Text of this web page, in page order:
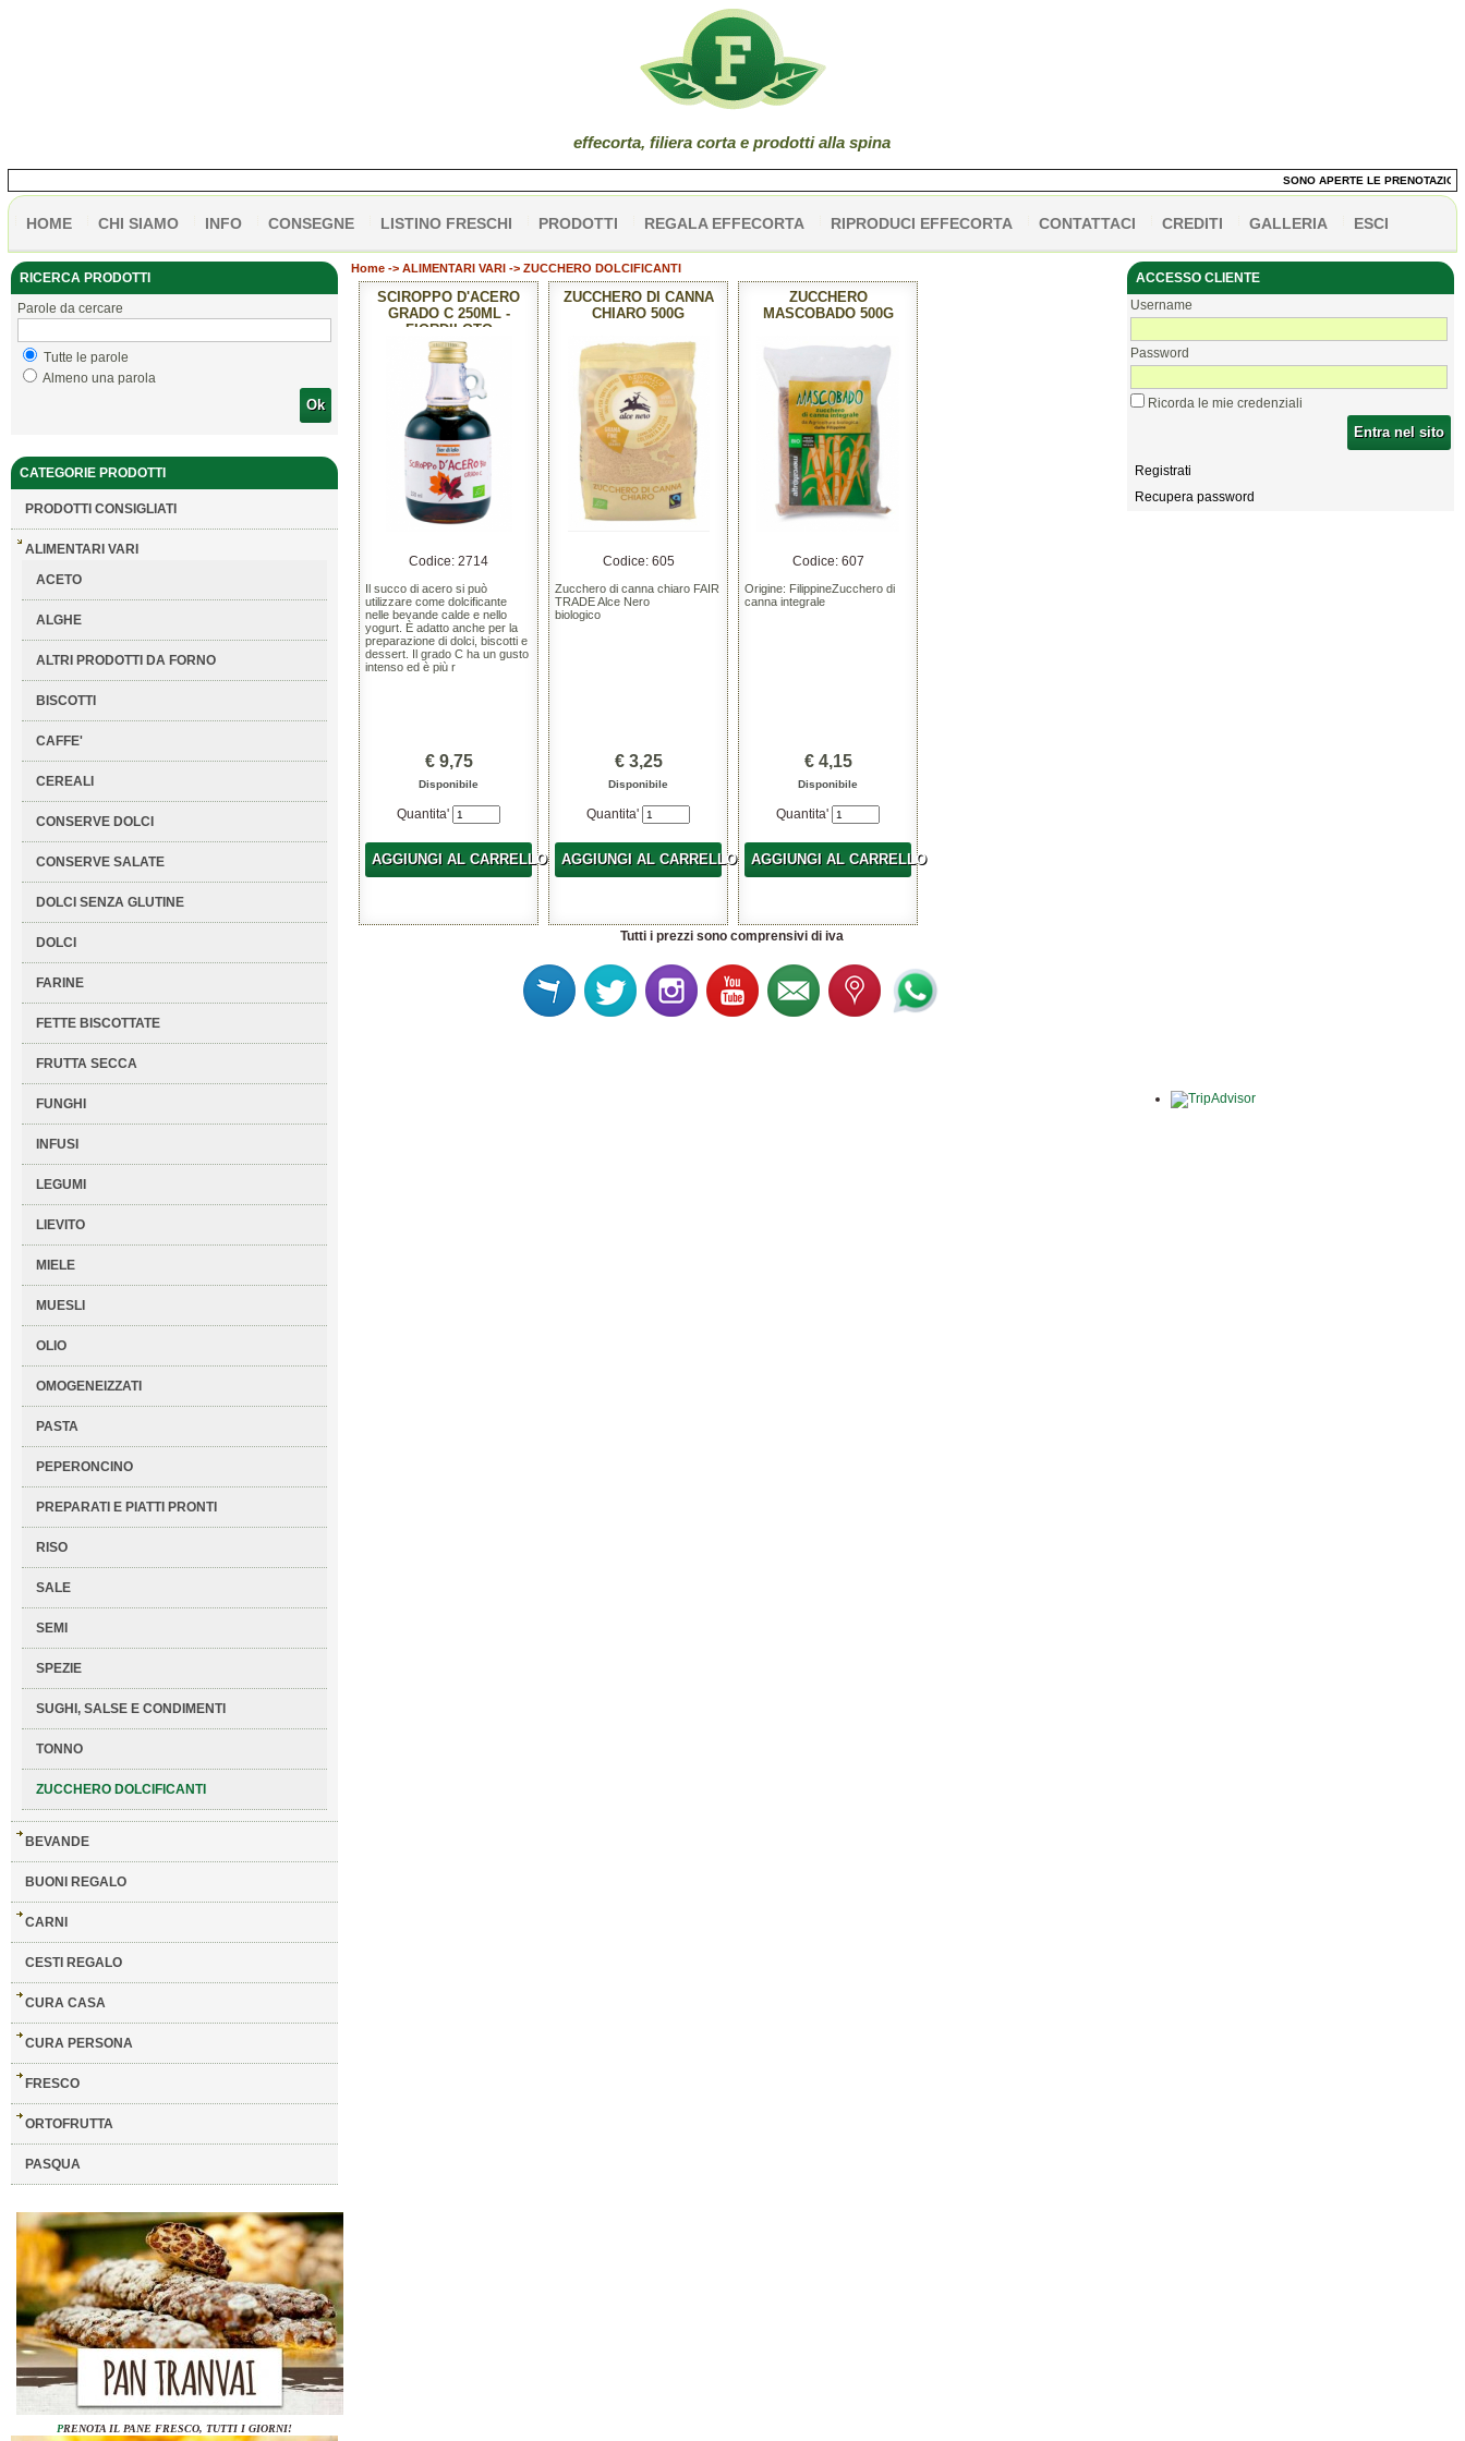
effecorta, filiera corta e prodotti alla spina
SONO APERTE LE PRENOTAZIONI
HOME CHI SIAMO INFO CONSEGNE LISTINO FRESCHI PRODOTTI REGALA EFFECORTA RIPRODUCI EFFECORTA CONTATTACI CREDITI GALLERIA ESCI
RICERCA PRODOTTI
Parole da cercare
Tutte le parole
Almeno una parola
Ok
CATEGORIE PRODOTTI
PRODOTTI CONSIGLIATI
ALIMENTARI VARI
ACETO
ALGHE
ALTRI PRODOTTI DA FORNO
BISCOTTI
CAFFE'
CEREALI
CONSERVE DOLCI
CONSERVE SALATE
DOLCI SENZA GLUTINE
DOLCI
FARINE
FETTE BISCOTTATE
FRUTTA SECCA
FUNGHI
INFUSI
LEGUMI
LIEVITO
MIELE
MUESLI
OLIO
OMOGENEIZZATI
PASTA
PEPERONCINO
PREPARATI E PIATTI PRONTI
RISO
SALE
SEMI
SPEZIE
SUGHI, SALSE E CONDIMENTI
TONNO
ZUCCHERO DOLCIFICANTI
BEVANDE
BUONI REGALO
CARNI
CESTI REGALO
CURA CASA
CURA PERSONA
FRESCO
ORTOFRUTTA
PASQUA
PRENOTA IL PANE FRESCO, TUTTI I GIORNI!
Home-> ALIMENTARI VARI -> ZUCCHERO DOLCIFICANTI
SCIROPPO D'ACERO
GRADO C 250ML -
FIORDILOTO
Codice: 2714
Il succo di acero si può
utilizzare come dolcificante
nelle bevande calde e nello
yogurt. È adatto anche per la
preparazione di dolci, biscotti e
dessert. Il grado C ha un gusto
intenso ed è più r
€ 9,75
Disponibile
Quantita'
AGGIUNGI AL CARRELLO
ZUCCHERO DI CANNA
CHIARO 500G
Codice: 605
Zucchero di canna chiaro FAIR
TRADE Alce Nero
biologico
€ 3,25
Disponibile
Quantita'
AGGIUNGI AL CARRELLO
ZUCCHERO
MASCOBADO 500G
Codice: 607
Origine: FilippineZucchero di
canna integrale
€ 4,15
Disponibile
Quantita'
AGGIUNGI AL CARRELLO
Tutti i prezzi sono comprensivi di iva
ACCESSO CLIENTE
Username
Password
Ricorda le mie credenziali
Entra nel sito
Registrati
Recupera password